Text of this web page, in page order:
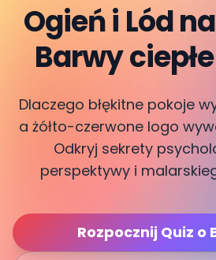
Ogień i Lód
Barwy
Dlaczego błękitne pokoje
a żółto-czerwone logo
Odkryj sekrety
perspektywy i
Rozpocznij Quiz o